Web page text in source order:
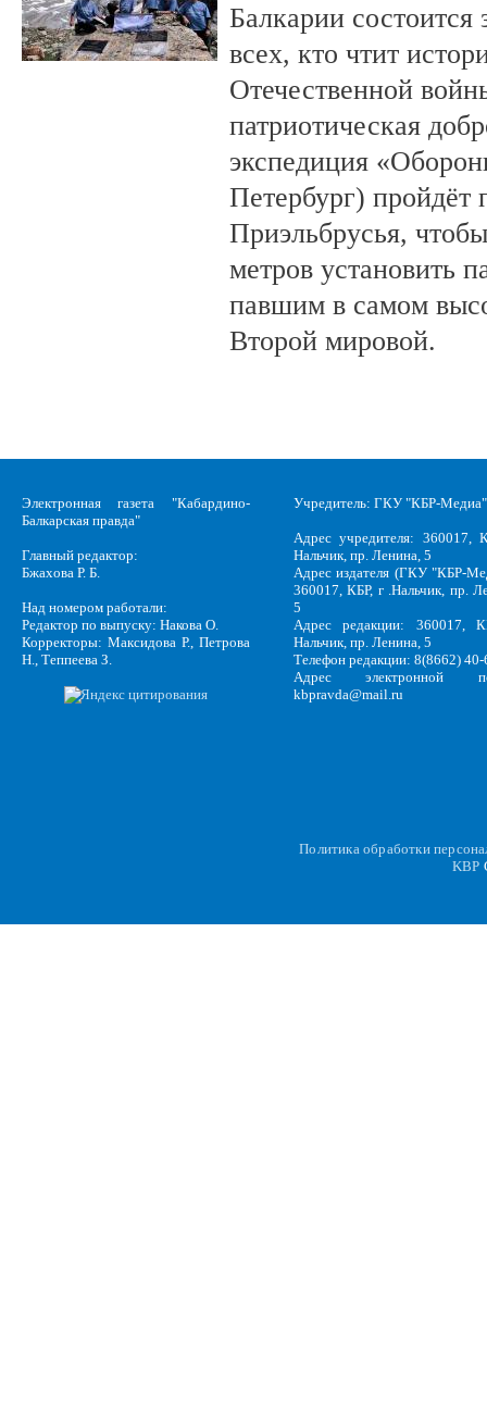
Балкарии состоится
всех, кто чтит
Отечественной
патриотическая
экспедиция
Петербург) пройдёт
Приэльбрусья,
метров установить
павшим в самом
Второй мировой.
Электронная газета "Кабардино-
Балкарская правда"
Главный редактор:
Бжахова Р. Б.
Над номером работали:
Редактор по выпуску: Накова О.
Корректоры: Максидова Р., Петрова
Н., Теппеева З.
Учредитель: ГКУ "КБР-Медиа"
Адрес учредителя: 360017,
Нальчик, пр. Ленина, 5
Адрес издателя (ГКУ "КБР-
360017, КБР, г .Нальчик, пр.
5
Адрес редакции: 360017,
Нальчик, пр. Ленина, 5
Телефон редакции: 8(8662)
Адрес электронной
kbpravda@mail.ru
Политика обработки
KBP